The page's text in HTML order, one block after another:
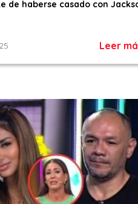
de haberse casado con
Leer